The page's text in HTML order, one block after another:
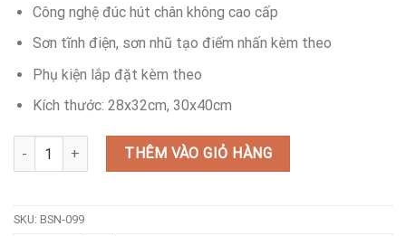
Công nghệ đúc hút chân không cao cấp
Sơn tĩnh điện, sơn nhũ tạo điểm nhấn kèm theo
Phụ kiện lắp đặt kèm theo
Kích thước: 28x32cm, 30x40cm
Mẫu biển số nhà đúc giá rẻ số lượng
THÊM VÀO GIỎ HÀNG
SKU: BSN-099